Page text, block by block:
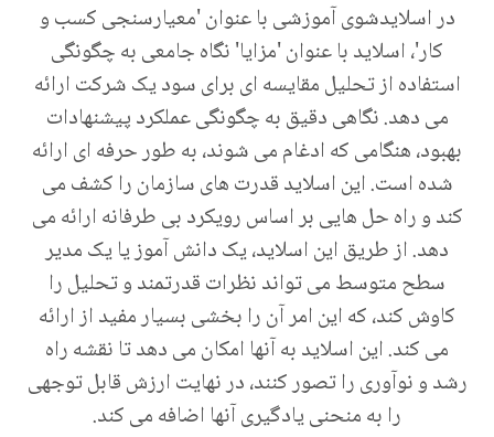
در اسلایدشوی آموزشی با عنوان 'معیارسنجی کسب و
کار'، اسلاید با عنوان 'مزایا' نگاه جامعی به چگونگی
استفاده از تحلیل مقایسه ای برای سود یک شرکت ارائه
می دهد. نگاهی دقیق به چگونگی عملکرد پیشنهادات
بهبود، هنگامی که ادغام می شوند، به طور حرفه ای ارائه
شده است. این اسلاید قدرت های سازمان را کشف می
کند و راه حل هایی بر اساس رویکرد بی طرفانه ارائه می
دهد. از طریق این اسلاید، یک دانش آموز یا یک مدیر
سطح متوسط می تواند نظرات قدرتمند و تحلیل را
کاوش کند، که این امر آن را بخشی بسیار مفید از ارائه
می کند. این اسلاید به آنها امکان می دهد تا نقشه راه
رشد و نوآوری را تصور کنند، در نهایت ارزش قابل توجهی
را به منحنی یادگیری آنها اضافه می کند.